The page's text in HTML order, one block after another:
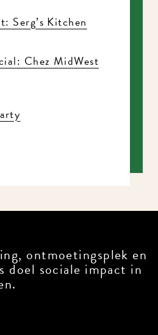
Serg’s Kitchen
Chez MidWest
ontmoetingsplek en
doel sociale impact in